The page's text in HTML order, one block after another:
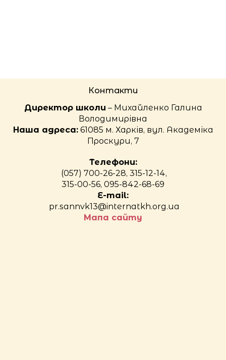
Контакти
Директор школи – Михайленко Галина
Володимирівна
Наша адреса:61085 м. Харків, вул. Академіка
Проскури, 7
Телефони:
(057) 700-26-28, 315-12-14,
315-00-56, 095-842-68-69
E-mail:
pr.sannvk13@internatkh.org.ua
Мапа сайту